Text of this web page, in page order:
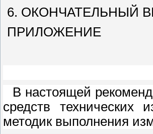
6. ОКОНЧАТЕЛЬНЫЙ
ПРИЛОЖЕНИЕ
В настоящей
средств технических
методик выполнения